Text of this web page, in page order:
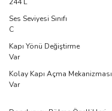
Ses Seviyesi Sınıfı
C
Kapı Yönü Değiştirme
Var
Kolay Kapı Açma Mekanizması
Var